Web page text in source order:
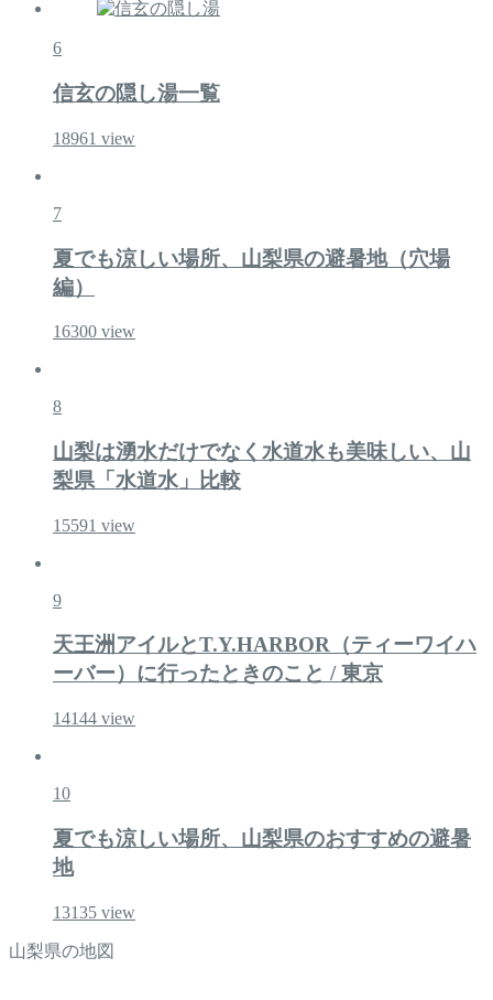
6
信玄の隠し湯一覧
18961 view
7
夏でも涼しい場所、山梨県の避暑地（穴場
編）
16300 view
8
山梨は湧水だけでなく水道水も美味しい、山
梨県「水道水」比較
15591 view
9
天王洲アイルとT.Y.HARBOR（ティーワイハ
ーバー）に行ったときのこと / 東京
14144 view
10
夏でも涼しい場所、山梨県のおすすめの避暑
地
13135 view
山梨県の地図